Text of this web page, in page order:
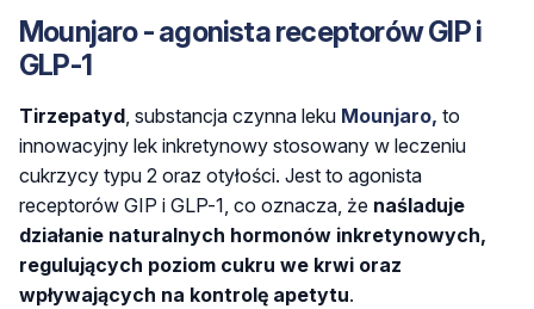
Mounjaro - agonista receptorów GIP i
GLP-1
Tirzepatyd, substancja czynna leku Mounjaro, to
innowacyjny lek inkretynowy stosowany w leczeniu
cukrzycy typu 2 oraz otyłości. Jest to agonista
receptorów GIP i GLP-1, co oznacza, że naśladuje
działanie naturalnych hormonów inkretynowych,
regulujących poziom cukru we krwi oraz
wpływających na kontrolę apetytu. ​